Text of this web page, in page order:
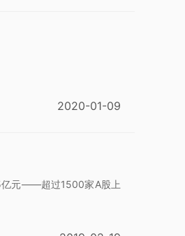
2020-01-09
亿元——超过1500家A股上